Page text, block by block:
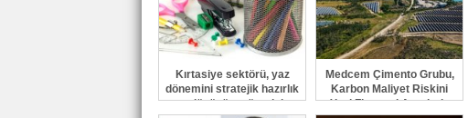
Kırtasiye sektörü, yaz
dönemini stratejik hazırlık
ve dönüşüm süreciyle
Medcem Çimento Grubu,
Karbon Maliyet Riskini
Yeni Finansal Araçlarla